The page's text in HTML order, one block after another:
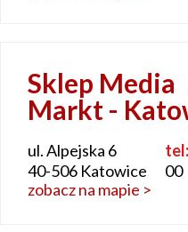
Sklep Media
Markt -
ul. Alpejska 6
40-506 Katowice
tel:
00
zobacz na mapie >